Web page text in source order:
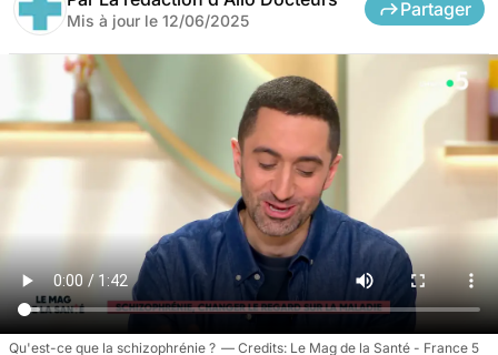
Mis à jour le 12/06/2025
Partager
Qu'est-ce que la schizophrénie ? Le Mag de la Santé - France 5